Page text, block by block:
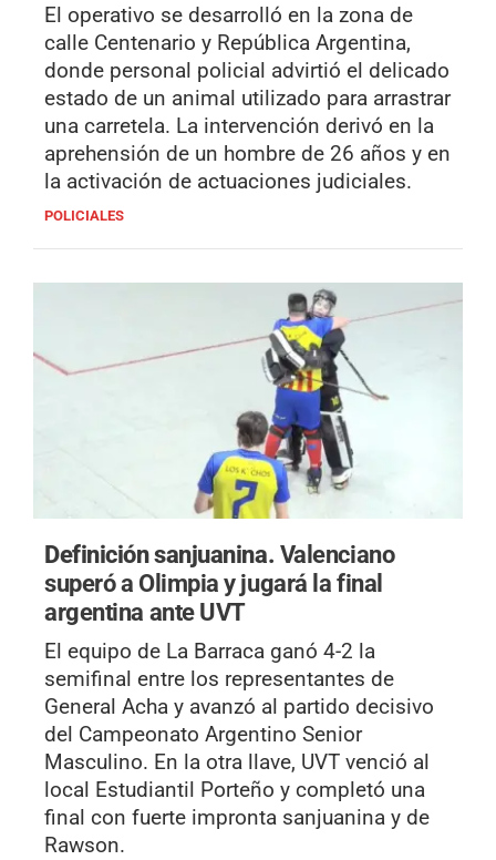
El operativo se desarrolló en la zona de
calle Centenario y República Argentina,
donde personal policial advirtió el delicado
estado de un animal utilizado para arrastrar
una carretela. La intervención derivó en la
aprehensión de un hombre de 26 años y en
la activación de actuaciones judiciales.
POLICIALES
Definición sanjuanina. Valenciano
superó a Olimpia y jugará la final
argentina ante UVT
El equipo de La Barraca ganó 4-2 la
semifinal entre los representantes de
General Acha y avanzó al partido decisivo
del Campeonato Argentino Senior
Masculino. En la otra llave, UVT venció al
local Estudiantil Porteño y completó una
final con fuerte impronta sanjuanina y de
Rawson.